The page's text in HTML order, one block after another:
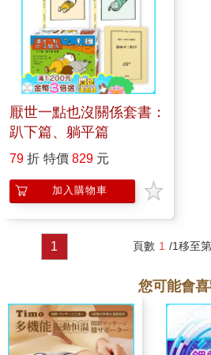
厭世一點也沒關係套書：
趴下篇、躺平篇
79 折 特價 829 元
加入購物車
1 頁數 1 /1移至第
您可能會